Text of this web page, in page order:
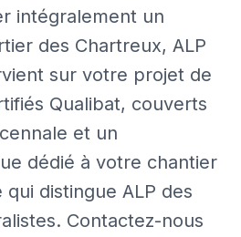
intégralement un
des Chartreux, ALP
sur votre projet de
Qualibat, couverts
et un
dédié à votre chantier
distingue ALP des
Contactez-nous